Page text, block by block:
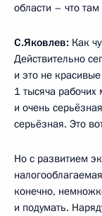
области – что
С.Яковлев: Как
Действительно
и это не
1 тысяча
и очень
серьёзная. Это
Но с развитием
конечно,
и подумать.